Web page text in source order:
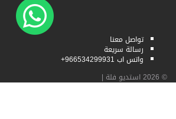
تواصل معنا
رسالة سريعة
واتس اب 966534299931+
استديو فلة|